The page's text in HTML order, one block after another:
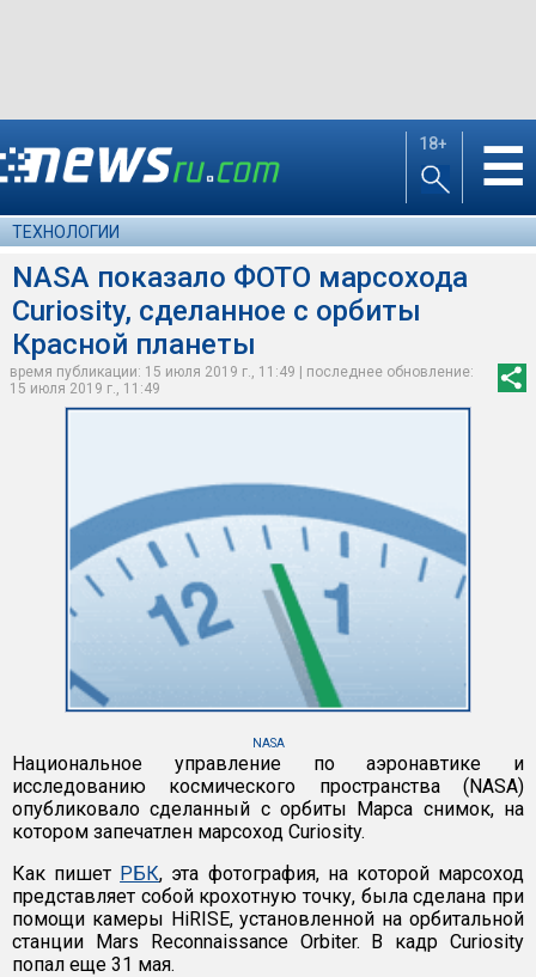
18+ ☰
ТЕХНОЛОГИИ
NASA показало ФОТО марсохода
Curiosity, сделанное с орбиты
Красной планеты
время публикации: 15 июля 2019 г., 11:49 | последнее обновление:
15 июля 2019 г., 11:49
NASA
Национальное управление по аэронавтике и
исследованию космического пространства (NASA)
опубликовало сделанный с орбиты Марса снимок, на
котором запечатлен марсоход Curiosity.
Как пишет РБК, эта фотография, на которой марсоход
представляет собой крохотную точку, была сделана при
помощи камеры HiRISE, установленной на орбитальной
станции Mars Reconnaissance Orbiter. В кадр Curiosity
попал еще 31 мая.